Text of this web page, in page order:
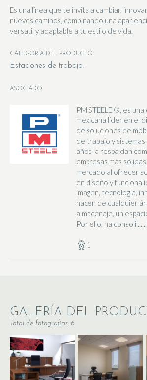
Es una línea que te invita a cambiar,
nuevos caminos, combinando una
versatil y adaptable a tu estilo de vida.
CATEGORÍA DEL PRODUCTO
Estaciones de trabajo
ASOCIADO
PM STEELE ®, es
mexicana líder en el
de soluciones de
de trabajo y
años la respaldan
empresas más
mercado al ofrecer
en diseño y
imagen, tecnología,
hacen de cualquier
almacenaje, un
Por ello, ha consoli.......
1
GALERÍA DEL
Total de fotografias: 6